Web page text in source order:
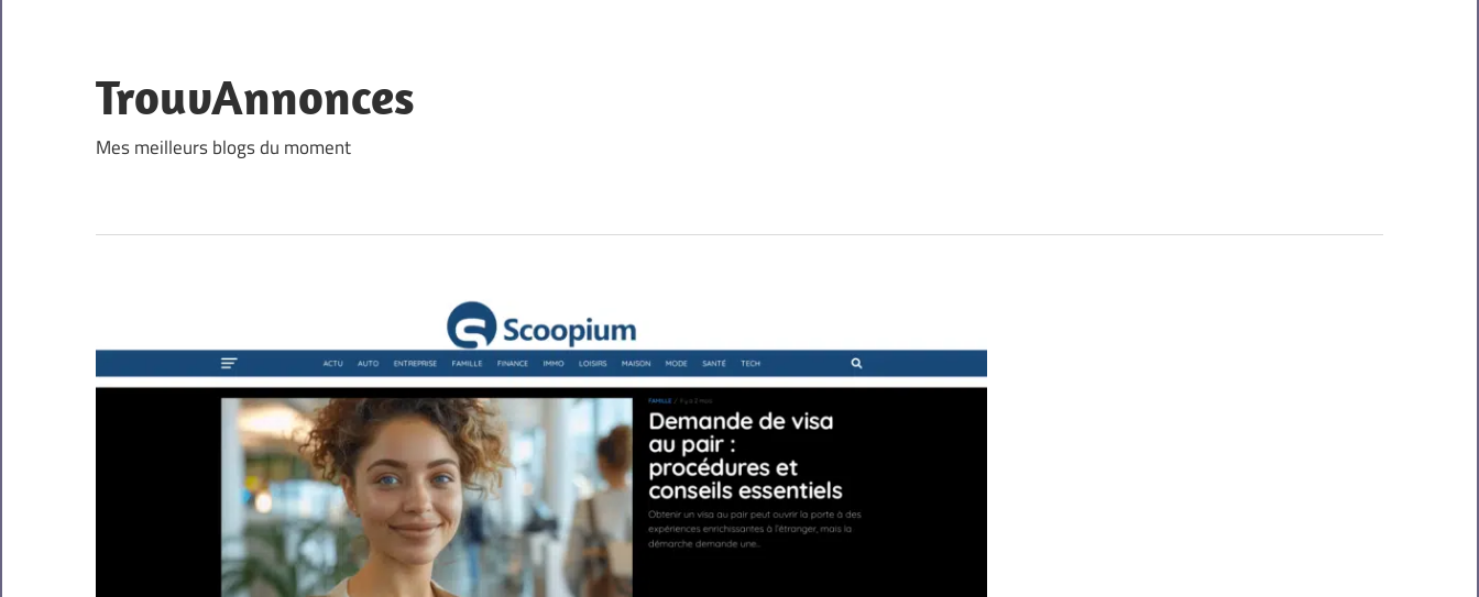
content
TrouvAnnonces
Mes meilleurs blogs du moment